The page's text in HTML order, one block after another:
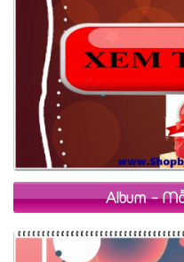
Album -